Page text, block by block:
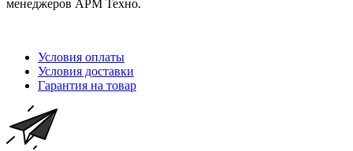
менеджеров АРМ Техно.
Условия оплаты
Условия доставки
Гарантия на товар